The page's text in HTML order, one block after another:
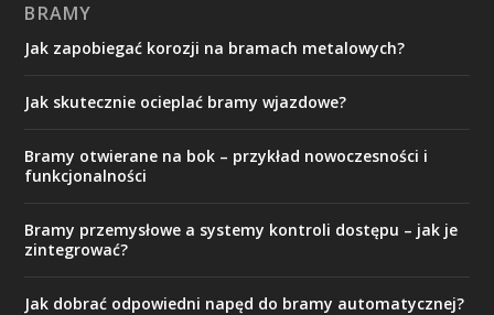
BRAMY
Jak zapobiegać korozji na bramach metalowych?
Jak skutecznie ocieplać bramy wjazdowe?
Bramy otwierane na bok – przykład nowoczesności i
funkcjonalności
Bramy przemysłowe a systemy kontroli dostępu – jak je
zintegrować?
Jak dobrać odpowiedni napęd do bramy automatycznej?